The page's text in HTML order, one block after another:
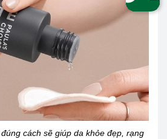
cách sẽ giúp da khỏe đẹp, rạng